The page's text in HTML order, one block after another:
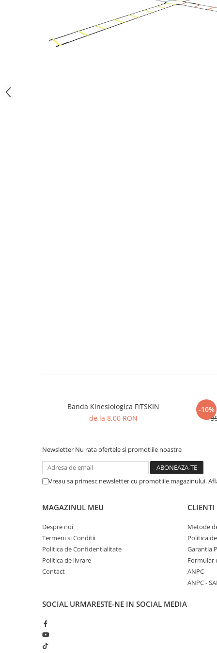
Banda Kinesiologica FITSKIN
de la 8,00 RON
-10%
Disc
Newsletter Nu rata ofertele si promotiile noastre
Vreau sa primesc newsletter cu promotiile magazinului.
MAGAZINUL MEU
Despre noi
Termeni si Conditii
Politica de Confidentialitate
Politica de livrare
Contact
CLIENTI
Metode
Politica
Garantia
Formular
ANPC
ANPC -
SOCIAL URMARESTE-NE IN SOCIAL MEDIA